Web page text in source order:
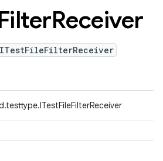
Receiver